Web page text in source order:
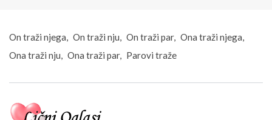
On traži njega On traži nju On traži par
Ona traži njega
Ona traži nju
Ona traži par Parovi traže